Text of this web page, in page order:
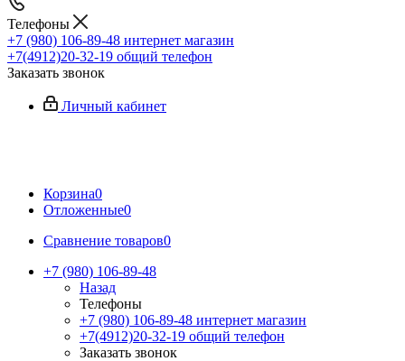
Телефоны
+7 (980) 106-89-48 интернет магазин
+7(4912)20-32-19 общий телефон
Заказать звонок
Личный кабинет
Корзина0
Отложенные0
Сравнение товаров0
+7 (980) 106-89-48
Назад
Телефоны
+7 (980) 106-89-48 интернет магазин
+7(4912)20-32-19 общий телефон
Заказать звонок